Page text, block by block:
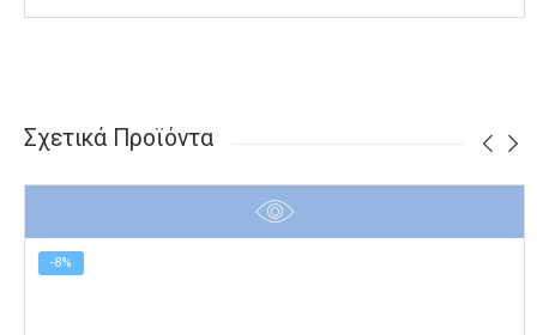
Σχετικά Προϊόντα
-8%